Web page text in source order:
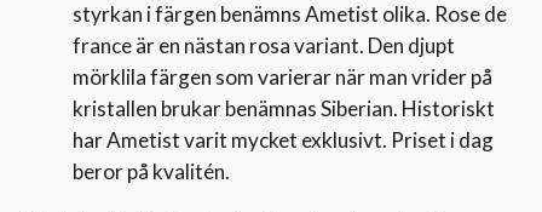
styrkan i färgen benämns Ametist olika. Rose de
france är en nästan rosa variant. Den djupt
mörklila färgen som varierar när man vrider på
kristallen brukar benämnas Siberian. Historiskt
har Ametist varit mycket exklusivt. Priset i dag
beror på kvalitén.